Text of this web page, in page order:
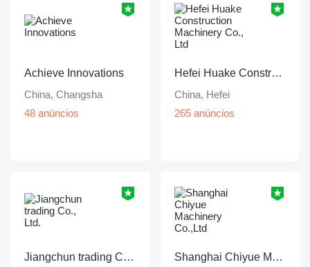
Achieve Innovations
China, Changsha
48 anúncios
Hefei Huake Construction Machinery Co., Ltd
China, Hefei
265 anúncios
Jiangchun trading Co., Ltd.
Shanghai Chiyue Machinery Co.,Ltd